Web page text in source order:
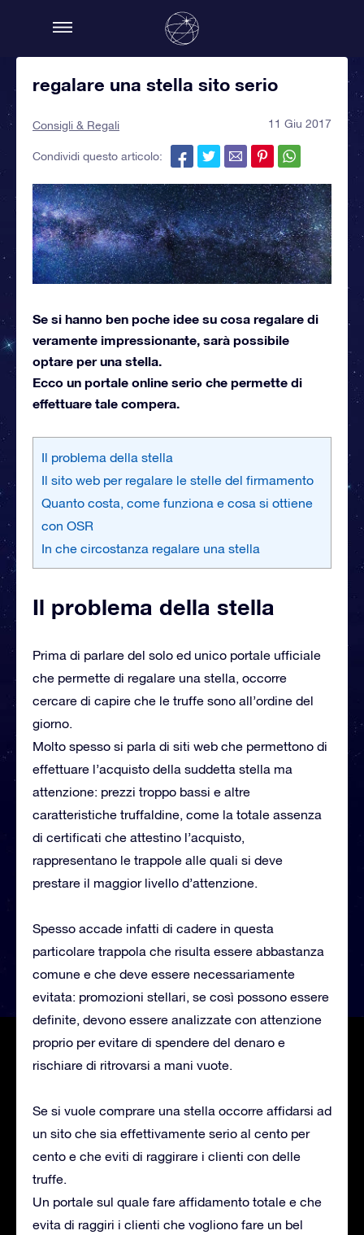
regalare una stella sito serio
Consigli & Regali 11 Giu 2017
Condividi questo articolo:
Se si hanno ben poche idee su cosa regalare di
veramente impressionante, sarà possibile
optare per una stella.
Ecco un portale online serio che permette di
effettuare tale compera.
Il problema della stella
Il sito web per regalare le stelle del firmamento
Quanto costa, come funziona e cosa si ottiene
con OSR
In che circostanza regalare una stella
Il problema della stella
Prima di parlare del solo ed unico portale ufficiale
che permette di regalare una stella, occorre
cercare di capire che le truffe sono all’ordine del
giorno.
Molto spesso si parla di siti web che permettono di
effettuare l’acquisto della suddetta stella ma
attenzione: prezzi troppo bassi e altre
caratteristiche truffaldine, come la totale assenza
di certificati che attestino l’acquisto,
rappresentano le trappole alle quali si deve
prestare il maggior livello d’attenzione.
Spesso accade infatti di cadere in questa
particolare trappola che risulta essere abbastanza
comune e che deve essere necessariamente
evitata: promozioni stellari, se così possono essere
definite, devono essere analizzate con attenzione
proprio per evitare di spendere del denaro e
rischiare di ritrovarsi a mani vuote.
Se si vuole comprare una stella occorre affidarsi ad
un sito che sia effettivamente serio al cento per
cento e che eviti di raggirare i clienti con delle
truffe.
Un portale sul quale fare affidamento totale e che
evita di raggiri i clienti che vogliono fare un bel